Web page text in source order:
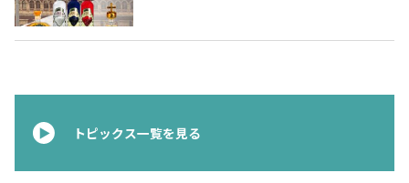
トピックス一覧を見る